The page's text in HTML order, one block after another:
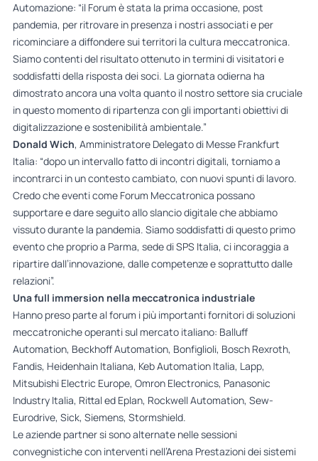
Automazione: “il Forum è stata la prima occasione, post
pandemia, per ritrovare in presenza i nostri associati e per
ricominciare a diffondere sui territori la cultura meccatronica.
Siamo contenti del risultato ottenuto in termini di visitatori e
soddisfatti della risposta dei soci. La giornata odierna ha
dimostrato ancora una volta quanto il nostro settore sia cruciale
in questo momento di ripartenza con gli importanti obiettivi di
digitalizzazione e sostenibilità ambientale.”
Donald Wich, Amministratore Delegato di Messe Frankfurt
Italia: “dopo un intervallo fatto di incontri digitali, torniamo a
incontrarci in un contesto cambiato, con nuovi spunti di lavoro.
Credo che eventi come Forum Meccatronica possano
supportare e dare seguito allo slancio digitale che abbiamo
vissuto durante la pandemia. Siamo soddisfatti di questo primo
evento che proprio a Parma, sede di SPS Italia, ci incoraggia a
ripartire dall’innovazione, dalle competenze e soprattutto dalle
relazioni”.
Una full immersion nella meccatronica industriale
Hanno preso parte al forum i più importanti fornitori di soluzioni
meccatroniche operanti sul mercato italiano: Balluff
Automation, Beckhoff Automation, Bonfiglioli, Bosch Rexroth,
Fandis, Heidenhain Italiana, Keb Automation Italia, Lapp,
Mitsubishi Electric Europe, Omron Electronics, Panasonic
Industry Italia, Rittal ed Eplan, Rockwell Automation, Sew-
Eurodrive, Sick, Siemens, Stormshield.
Le aziende partner si sono alternate nelle sessioni
convegnistiche con interventi nell’Arena Prestazioni dei sistemi